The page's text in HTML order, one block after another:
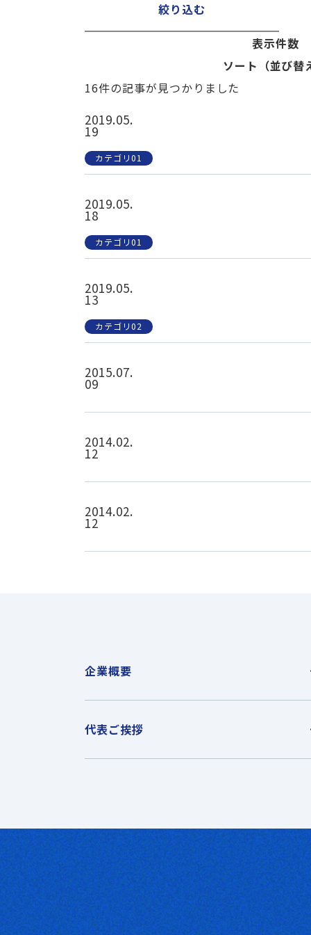
絞り込む
表示件数
ソート（並び替
16件の記事が見つかりました
2019.05.
19
カテゴリ01
2019.05.
18
カテゴリ01
2019.05.
13
カテゴリ02
2015.07.
09
2014.02.
12
2014.02.
12
企業概要
代表ご挨拶